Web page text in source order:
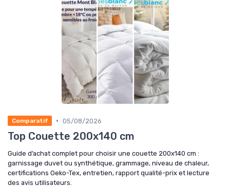
Comparatif • 05/08/2026
Top Couette 200x140 cm
Guide d’achat complet pour choisir une couette 200x140 cm :
garnissage duvet ou synthétique, grammage, niveau de chaleur,
certifications Oeko-Tex, entretien, rapport qualité-prix et lecture
des avis utilisateurs.